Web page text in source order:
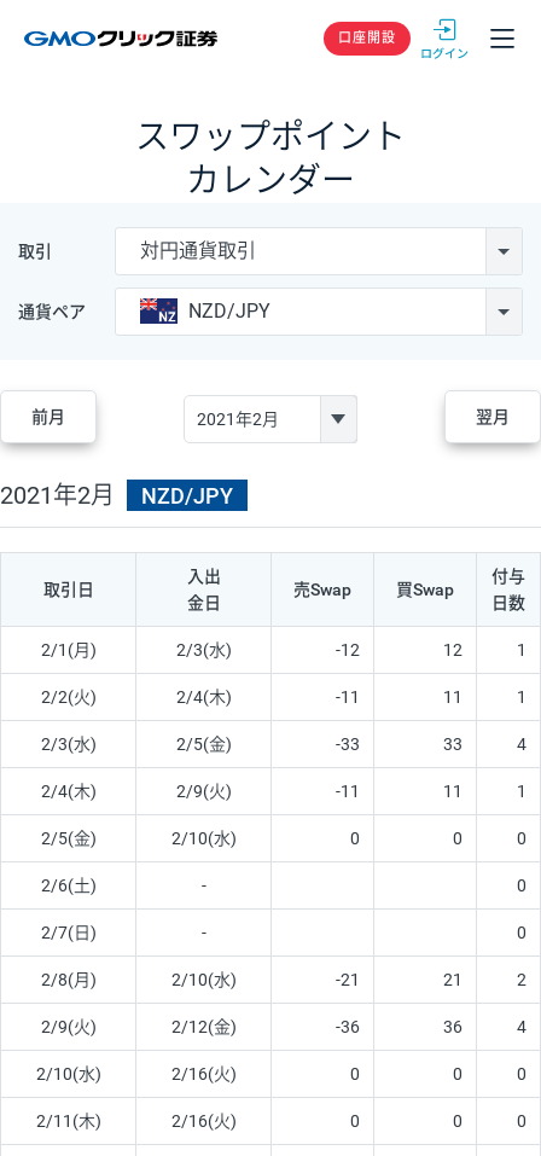
GMOクリック
口座開設
スワップポイント
カレンダー
取引 対円通貨取引
通貨ペア NZD/JPY
前月 翌月
2021年2月 NZD/JPY
取引日
入出
金日
売Swap 買Swap
付与
日数
2/1(月) 2/3(水) -12 12 1
2/2(火) 2/4(木) -11 11 1
2/3(水) 2/5(金) -33 33 4
2/4(木) 2/9(火) -11 11 1
2/5(金) 2/10(水) 0 0 0
2/6(土) - 0
2/7(日) - 0
2/8(月) 2/10(水) -21 21 2
2/9(火) 2/12(金) -36 36 4
2/10(水) 2/16(火) 0 0 0
2/11(木) 2/16(火) 0 0 0